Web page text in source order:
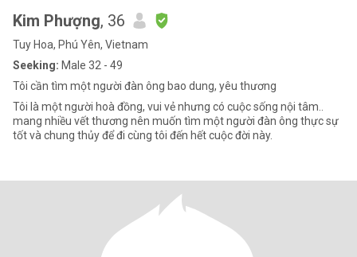
Kim Phượng, 36
Tuy Hoa, Phú Yên, Vietnam
Seeking: Male 32 - 49
Tôi cần tìm một người đàn ông bao dung, yêu thương
Tôi là một người hoà đồng, vui vẻ nhưng có cuộc sống nội tâm..
mang nhiều vết thương nên muốn tìm một người đàn ông thực sự
tốt và chung thủy để đi cùng tôi đến hết cuộc đời này.